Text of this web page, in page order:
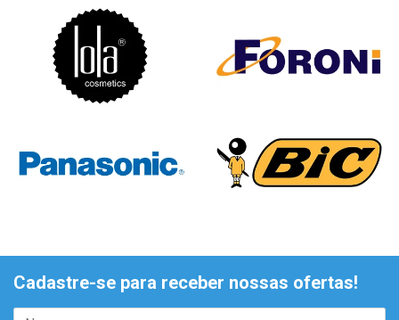
Cadastre-se para receber nossas ofertas!